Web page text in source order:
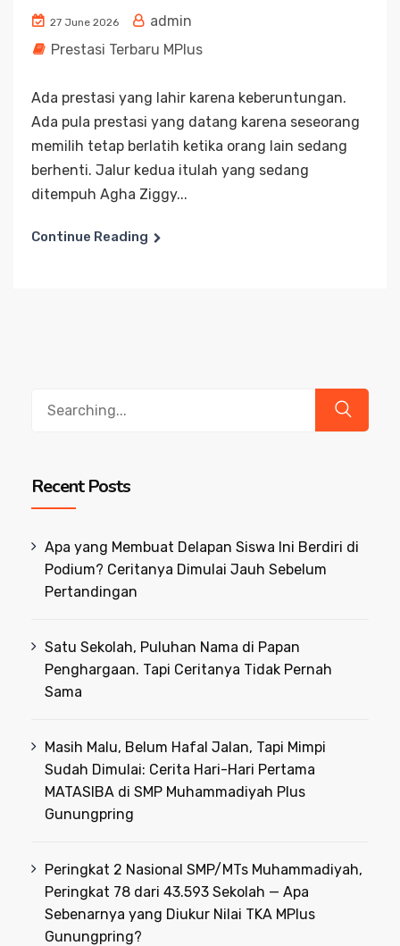
27 June 2026
admin
Prestasi Terbaru MPlus
Ada prestasi yang lahir karena keberuntungan.
Ada pula prestasi yang datang karena seseorang
memilih tetap berlatih ketika orang lain sedang
berhenti. Jalur kedua itulah yang sedang
ditempuh Agha Ziggy...
Continue Reading
Recent Posts
Apa yang Membuat Delapan Siswa Ini Berdiri di
Podium? Ceritanya Dimulai Jauh Sebelum
Pertandingan
Satu Sekolah, Puluhan Nama di Papan
Penghargaan. Tapi Ceritanya Tidak Pernah
Sama
Masih Malu, Belum Hafal Jalan, Tapi Mimpi
Sudah Dimulai: Cerita Hari-Hari Pertama
MATASIBA di SMP Muhammadiyah Plus
Gunungpring
Peringkat 2 Nasional SMP/MTs Muhammadiyah,
Peringkat 78 dari 43.593 Sekolah — Apa
Sebenarnya yang Diukur Nilai TKA MPlus
Gunungpring?